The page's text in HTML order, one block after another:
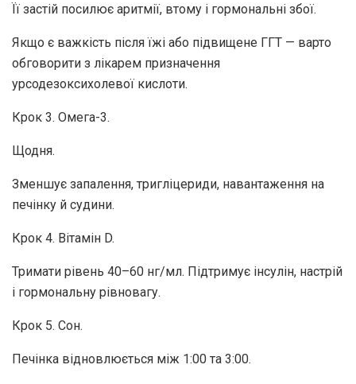
Її застій посилює аритмії, втому і гормональні збої.
Якщо є важкість після їжі або підвищене ГГТ — варто
обговорити з лікарем призначення
урсодезоксихолевої кислоти.
Крок 3. Омега-3.
Щодня.
Зменшує запалення, тригліцериди, навантаження на
печінку й судини.
Крок 4. Вітамін D.
Тримати рівень 40–60 нг/мл. Підтримує інсулін, настрій
і гормональну рівновагу.
Крок 5. Сон.
Печінка відновлюється між 1:00 та 3:00.